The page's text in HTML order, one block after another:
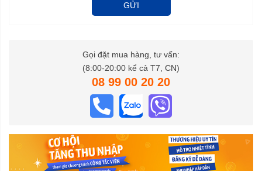
GỬI
Gọi đặt mua hàng, tư vấn:
(8:00-20:00 kể cả T7, CN)
08 99 00 20 20